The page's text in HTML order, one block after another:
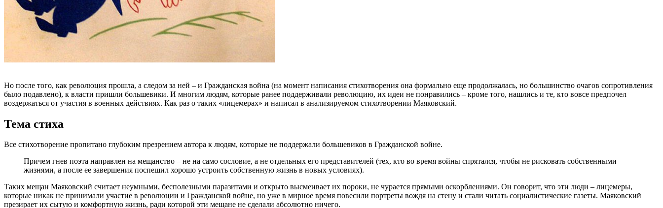
Но после того, как революция прошла, а следом за ней – и Гражданская война (на момент написания стихотворения она формально еще продолжалась, но большинство очагов сопротивления
было подавлено), к власти пришли большевики. И многим людям, которые ранее поддерживали революцию, их идеи не понравились – кроме того, нашлись и те, кто вовсе предпочел
воздержаться от участия в военных действиях. Как раз о таких «лицемерах» и написал в анализируемом стихотворении Маяковский.
Тема стиха
Все стихотворение пропитано глубоким презрением автора к людям, которые не поддержали большевиков в Гражданской войне.
Причем гнев поэта направлен на мещанство – не на само сословие, а не отдельных его представителей (тех, кто во время войны спрятался, чтобы не рисковать собственными
жизнями, а после ее завершения поспешил хорошо устроить собственную жизнь в новых условиях).
Таких мещан Маяковский считает неумными, бесполезными паразитами и открыто высмеивает их пороки, не чурается прямыми оскорблениями. Он говорит, что эти люди – лицемеры,
которые никак не принимали участие в революции и Гражданской войне, но уже в мирное время повесили портреты вождя на стену и стали читать социалистические газеты. Маяковский
презирает их сытую и комфортную жизнь, ради которой эти мещане не сделали абсолютно ничего.